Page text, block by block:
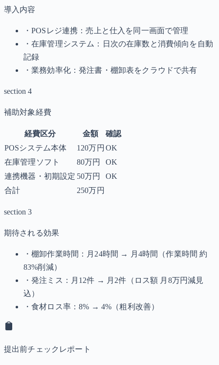
導入内容
・POSレジ連携：売上と仕入を同一画面で管理
・在庫管理システム：日次の在庫数と消費傾向を自動
記録
・業務効率化：発注書・棚卸表をクラウドで共有
section 4
補助対象経費
経費区分 金額
確認
POSシステム本体
120万円 OK
在庫管理ソフト
80万円
OK
連携機器・初期設定 50万円
OK
合計
250万円
section 3
期待される効果
・棚卸作業時間：月24時間 → 月4時間（作業時間 約
83%削減）
・発注ミス：月12件 → 月2件（ロス額 月8万円減見
込）
・食材ロス率：8% → 4%（粗利改善）
提出前チェックレポート